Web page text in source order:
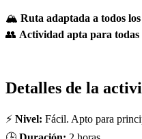
🏔️ Ruta adaptada a todos
👥 Actividad apta para todas
Detalles de la
⚡ Nivel: Fácil. Apto para